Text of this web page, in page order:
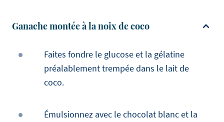
Ganache montée à la noix de coco
Faites fondre le glucose et la gélatine
préalablement trempée dans le lait de
coco.
Émulsionnez avec le chocolat blanc et la